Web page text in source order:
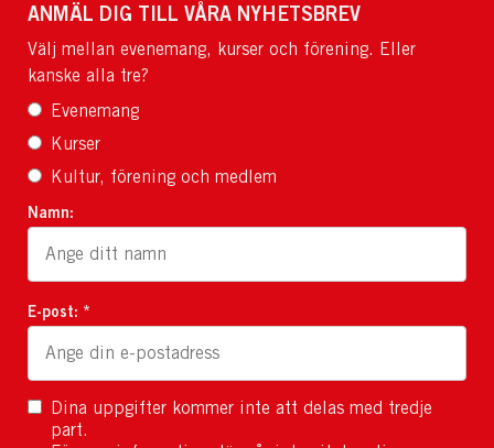
ANMÄL DIG TILL VÅRA NYHETSBREV
Välj mellan evenemang, kurser och förening. Eller
kanske alla tre?
Evenemang
Kurser
Kultur, förening och medlem
Namn:
E-post: *
Dina uppgifter kommer inte att delas med tredje
part.